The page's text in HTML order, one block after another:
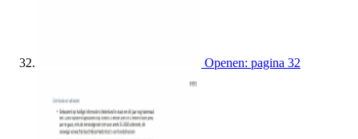
Openen: pagina 32